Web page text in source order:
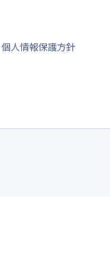
個人情報保護方針